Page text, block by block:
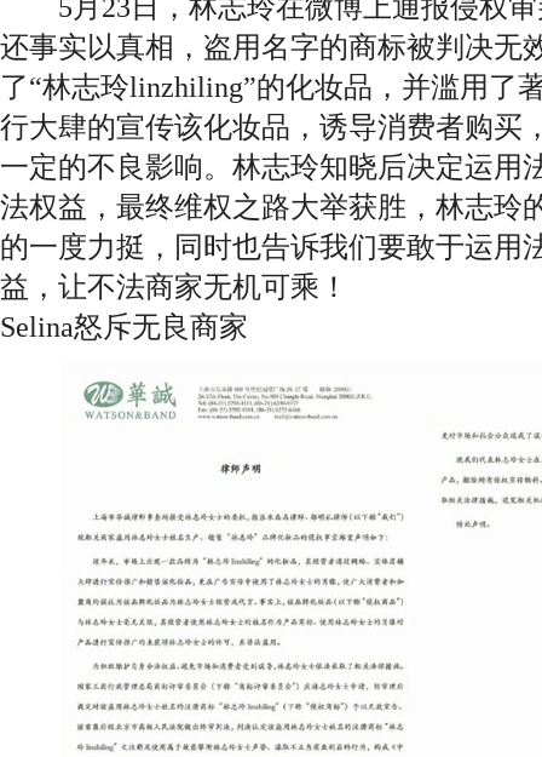
5月23日，林志玲在微博上通报侵权审
还事实以真相，盗用名字的商标被判决无
了“林志玲linzhiling”的化妆品，并滥用了
行大肆的宣传该化妆品，诱导消费者购买
一定的不良影响。林志玲知晓后决定运用
法权益，最终维权之路大举获胜，林志玲
的一度力挺，同时也告诉我们要敢于运用
益，让不法商家无机可乘！
Selina怒斥无良商家